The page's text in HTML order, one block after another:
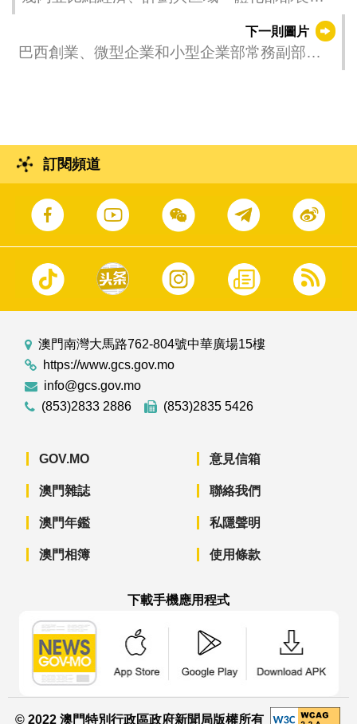
亞雷斯·桑布抵澳出席中國—葡語國家經貿合作
論壇（澳門）第六屆部長級會議，經濟財政司
司長李偉農在場迎接。
下一則圖片
巴西創業、微型企業和小型企業部常務副部長
訂閱頻道
澳門南灣大馬路762-804號中華廣場15樓
https://www.gcs.gov.mo
info@gcs.gov.mo
(853)2833 2886
(853)2835 5426
GOV.MO
澳門雜誌
澳門年鑑
澳門相簿
意見信箱
聯絡我們
私隱聲明
使用條款
下載手機應用程式
© 2022 澳門特別行政區政府新聞局版權所有